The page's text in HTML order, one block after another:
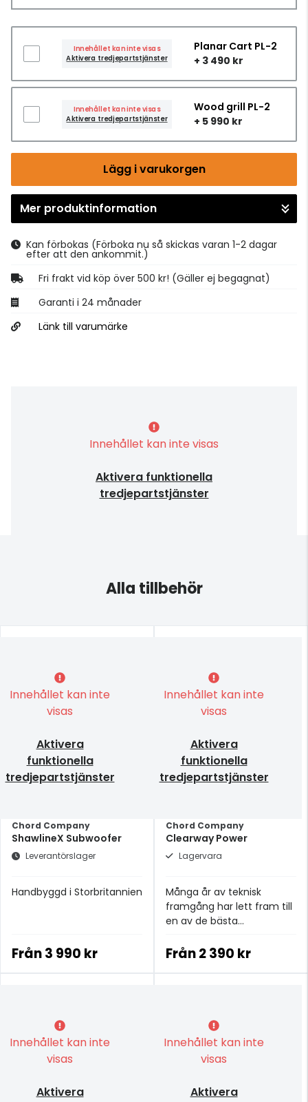
Innehållet kan inte visas
Aktivera tredjepartstjänster
Planar Cart PL-2
+ 3 490 kr
Innehållet kan inte visas
Aktivera tredjepartstjänster
Wood grill PL-2
+ 5 990 kr
Lägg i varukorgen
Gå till kassan
Mer produktinformation
Kan förbokas (Förboka nu så skickas varan 1-2 dagar
efter att den ankommit.)
Fri frakt vid köp över 500 kr! (Gäller ej begagnat)
Garanti i 24 månader
Länk till varumärke
Innehållet kan inte visas
Aktivera funktionella
tredjepartstjänster
Alla tillbehör
Innehållet kan inte
visas
Aktivera
funktionella
tredjepartstjänster
Chord Company
ShawlineX Subwoofer
Leverantörslager
Handbyggd i Storbritannien
Från3 990 kr
Innehållet kan inte
visas
Aktivera
funktionella
tredjepartstjänster
Chord Company
Clearway Power
Lagervara
Många år av teknisk
framgång har lett fram till
en av de bästa
prisklassen.
Från2 390 kr
Innehållet kan inte
visas
Aktivera
Innehållet kan inte
visas
Aktivera